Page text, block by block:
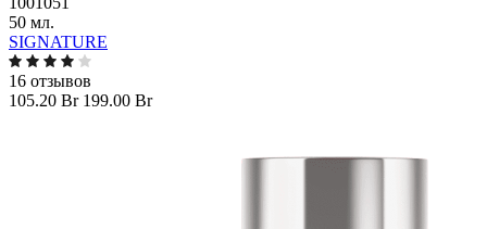
50 мл.
SIGNATURE
16 отзывов
105.20 Br 199.00 Br